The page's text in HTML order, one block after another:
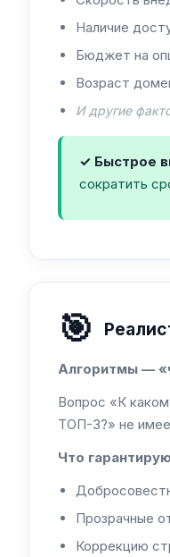
Наличие
Бюджет на
Возраст
И другие
✓ Быстрое
сократить
🎯
Алгоритмы —
Вопрос «К
ТОП-3?» не
Что
Прозрачные
Коррекцию